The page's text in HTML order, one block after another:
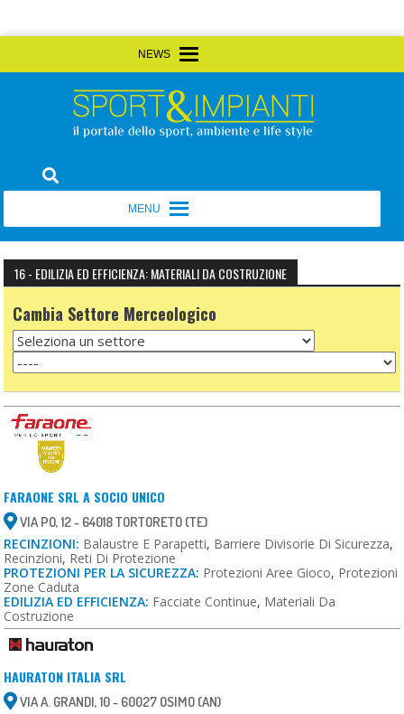
to
Sport&Impianti
16 - EDILIZIA ED EFFICIENZA: MATERIALI DA COSTRUZIONE
Cambia Settore Merceologico
FARAONE SRL A SOCIO UNICO
VIA PO, 12 - 64018 TORTORETO (TE)
RECINZIONI: Balaustre E Parapetti, Barriere Divisorie Di Sicurezza,
Recinzioni, Reti Di Protezione
PROTEZIONI PER LA SICUREZZA: Protezioni Aree Gioco, Protezioni
Zone Caduta
EDILIZIA ED EFFICIENZA: Facciate Continue, Materiali Da
Costruzione
HAURATON ITALIA SRL
VIA A. GRANDI, 10 - 60027 OSIMO (AN)